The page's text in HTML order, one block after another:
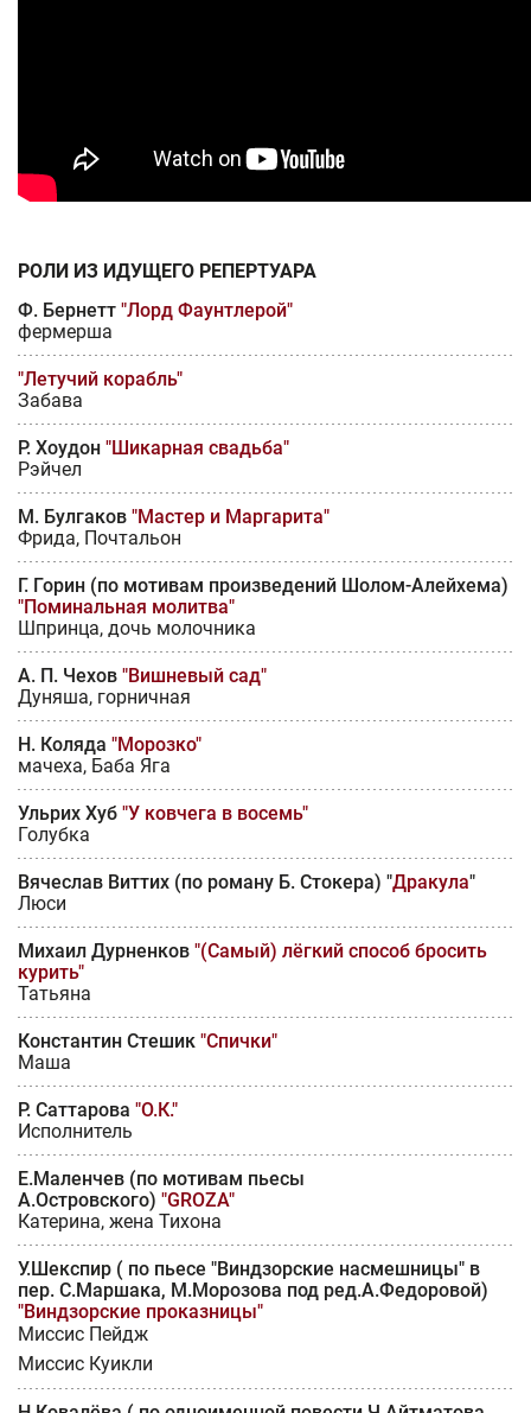
РОЛИ ИЗ ИДУЩЕГО РЕПЕРТУАРА
Ф. Бернетт "Лорд Фаунтлерой"
фермерша
"Летучий корабль"
Забава
Р. Хоудон "Шикарная свадьба"
Рэйчел
М. Булгаков "Мастер и Маргарита"
Фрида, Почтальон
Г. Горин (по мотивам произведений Шолом-Алейхема)
"Поминальная молитва"
Шпринца, дочь молочника
А. П. Чехов "Вишневый сад"
Дуняша, горничная
Н. Коляда "Морозко"
мачеха, Баба Яга
Ульрих Хуб "У ковчега в восемь"
Голубка
Вячеслав Виттих (по роману Б. Стокера) "Дракула"
Люси
Михаил Дурненков "(Самый) лёгкий способ бросить
курить"
Татьяна
Константин Стешик "Спички"
Маша
Р. Саттарова "О.К."
Исполнитель
Е.Маленчев (по мотивам пьесы
А.Островского) "GROZA"
Катерина, жена Тихона
У.Шекспир ( по пьесе "Виндзорские насмешницы" в
пер. С.Маршака, М.Морозова под ред.А.Федоровой)
"Виндзорские проказницы"
Миссис Пейдж
Миссис Куикли